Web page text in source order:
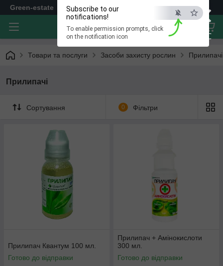
×
ESC
Subscribe to our
notifications!
To enable permission prompts, click
on the notification icon
Green-estate
Товари та послуги Засоби захисту рослин Прилипачі
Прилипачі
Сортування 0 Фільтри
Прилипач Квантум 100 мл.
Готово до відправки
Прилипач + Амінокислоти
300 мл.
Готово до відправки